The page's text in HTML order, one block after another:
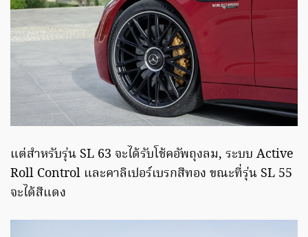
แต่สำหรับรุ่น SL 63 จะได้รับโช้คอัพถุงลม, ระบบ Active
Roll Control และคาลิเปอร์เบรกสีทอง ขณะที่รุ่น SL 55
จะได้สีแดง